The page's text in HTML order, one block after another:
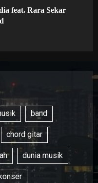
feat. Rara Sekar
band
chord gitar
dunia musik